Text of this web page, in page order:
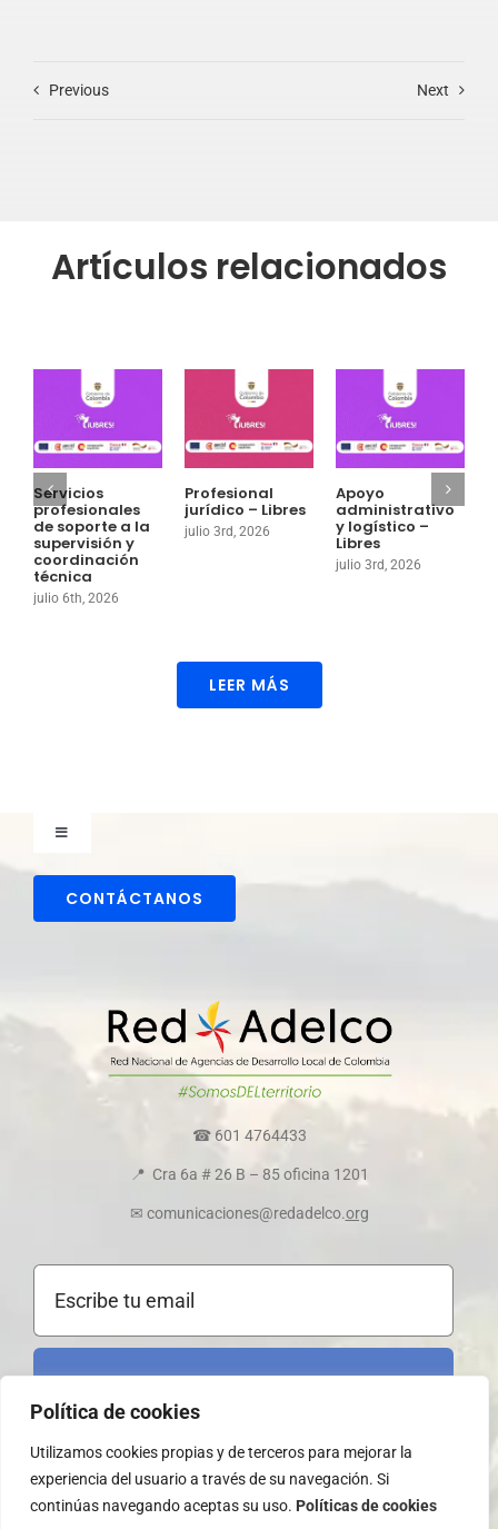
Política de cookies
Utilizamos cookies propias y de terceros para mejorar la
experiencia del usuario a través de su navegación. Si
continúas navegando aceptas su uso. Políticas de cookies
Previous Next
Artículos relacionados
Servicios
profesionales
de soporte a la
supervisión y
coordinación
técnica
julio 6th, 2026
Profesional
jurídico – Libres
julio 3rd, 2026
Apoyo
administrativo
y logístico –
Libres
julio 3rd, 2026
LEER MÁS
Toggle
Comunicaciones
Transparencia y ética empresarial
CONTÁCTANOS
☎ 601 4764433
📍 Cra 6a # 26 B – 85 oficina 1201
✉ comunicaciones@redadelco.org